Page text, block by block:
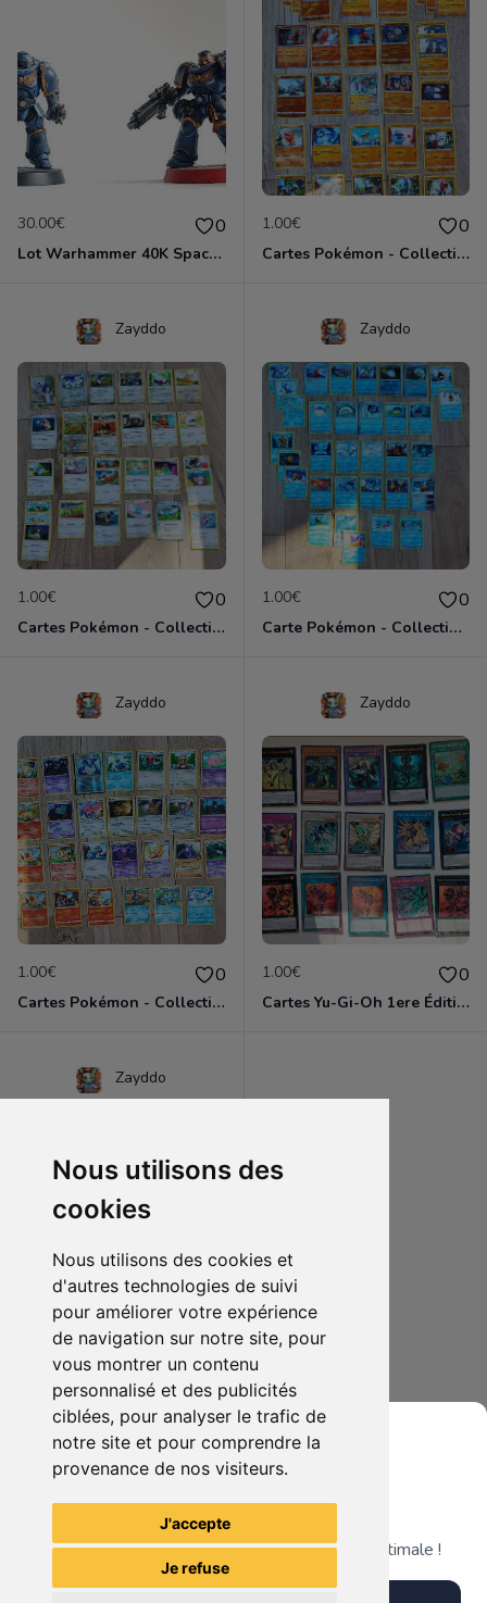
Nous utilisons des
cookies
Nous utilisons des cookies et
d'autres technologies de suivi
pour améliorer votre expérience
de navigation sur notre site, pour
vous montrer un contenu
personnalisé et des publicités
ciblées, pour analyser le trafic de
notre site et pour comprendre la
provenance de nos visiteurs.
J'accepte
Je refuse
30.00€ 0
Lot Warhammer 40K Space Marines & Raven
1.00€ 0
Cartes Pokémon - Collection Combat
Zayddo
1.00€ 0
Cartes Pokémon - Collection Incolore
Zayddo
1.00€ 0
Carte Pokémon - Collection Eau
Zayddo
1.00€ 0
Cartes Pokémon - Collection
Zayddo
1.00€ 0
Cartes Yu-Gi-Oh 1ere Édition 25e anniversaire
Zayddo
1.00€ 0
Cartes Yu-Gi-Oh 1ere Édition 25e anniversaire
Voir tous les articles du vendeur
Grenier du Geek
Télécharge notre app pour une expérience optimale !